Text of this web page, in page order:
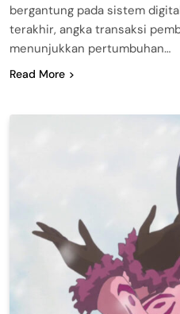
bergantung pada sistem
terakhir, angka transaksi
menunjukkan pertumbuhan…
Read More